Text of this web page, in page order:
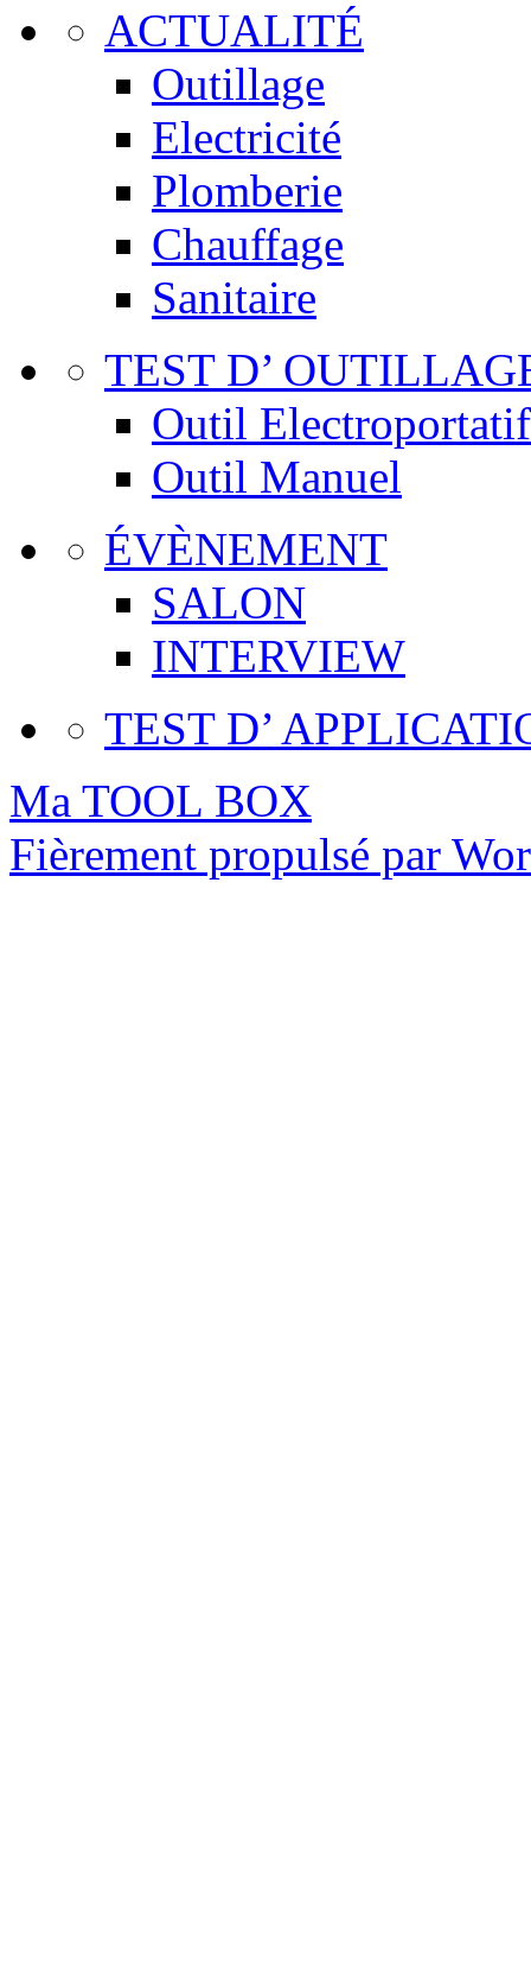
ACTUALITÉ
Outillage
Electricité
Plomberie
Chauffage
Sanitaire
TEST D’
Outil Electroportatif
Outil Manuel
ÉVÈNEMENT
SALON
INTERVIEW
TEST D’
Ma TOOL BOX
Fièrement propulsé par